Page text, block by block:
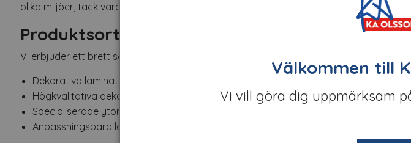
olika miljöer, tack vare SIBU:s mångsidighet, kreativitet och unika designlösningar.
Produktsortiment
Vi erbjuder ett brett sortiment av SIBU:s produkter inklusive:
Dekorativa laminat och ytor med olika texturer och mönster.
Högkvalitativa dekorativa paneler för användning inom inredning och möbeldesign.
Specialiserade ytor och beläggningar för butiksinredning och designprojekt.
Anpassningsbara lösningar för att möta specifika designbehov.
Välkommen till
Vi vill göra dig uppmärksam